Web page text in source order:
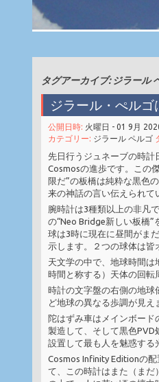
タグアーカイブ: ジラール
ジラール・ぺル
公開日時: 火曜日 - 01 9月
カテゴリー: ジラール ペルゴ
先日行うジュネーブの時計
Cosmosの進歩です。この
限だ”の板橋は純粋な黒色
来の神話の言い伝えられて
腕時計は3種類以上の非凡
の“Neo Bridge新しい板橋
球は3時に現在に昼間がま
示します。２つの球体は皆
天文学の中で、地球時間
時間と称する）天体の回転
時計の文字盤の右側の地球
ど地球の異なる歩調が見え
陀はずみ車はメインボード
製造して、そして黒色PVD
設置して最も人を魅惑する
Cosmos Infinity Editionの
て、この時計はまた（まだ